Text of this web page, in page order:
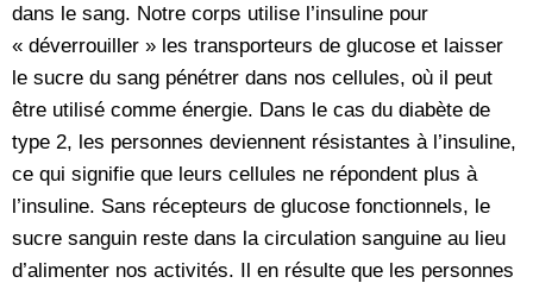
dans le sang. Notre corps utilise l’insuline pour
« déverrouiller » les transporteurs de glucose et laisser
le sucre du sang pénétrer dans nos cellules, où il peut
être utilisé comme énergie. Dans le cas du diabète de
type 2, les personnes deviennent résistantes à l’insuline,
ce qui signifie que leurs cellules ne répondent plus à
l’insuline. Sans récepteurs de glucose fonctionnels, le
sucre sanguin reste dans la circulation sanguine au lieu
d’alimenter nos activités. Il en résulte que les personnes